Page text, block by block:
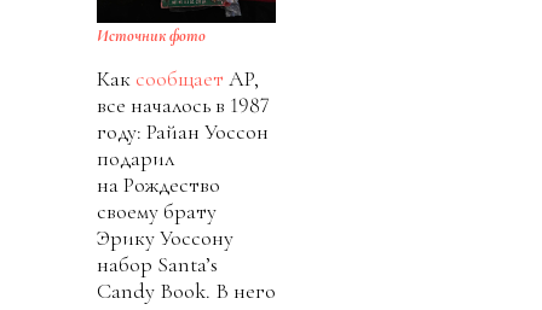
Источник фото
Как сообщает AP,
все началось в 1987
году: Райан Уоссон
подарил
на Рождество
своему брату
Эрику Уоссону
набор Santa’s
Candy Book. В него